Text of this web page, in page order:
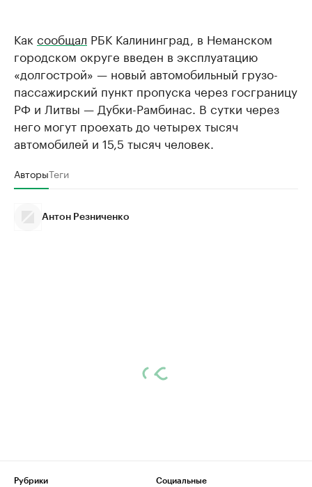
Как сообщал РБК Калининград, в Неманском
городском округе введен в эксплуатацию
«долгострой» — новый автомобильный грузо-
пассажирский пункт пропуска через госграницу
РФ и Литвы — Дубки-Рамбинас. В сутки через
него могут проехать до четырех тысяч
автомобилей и 15,5 тысяч человек.
АвторыТеги
Антон Резниченко
Рубрики
Социальные